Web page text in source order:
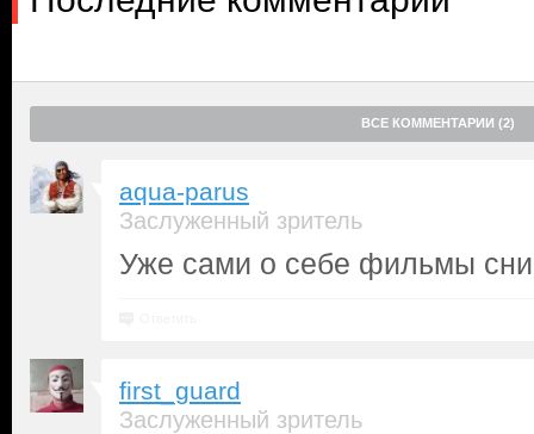
ВСЕ КОММЕНТАРИИ (2)
aqua-parus
Заслуженный зритель
Уже сами о себе фильмы
first_guard
Заслуженный зритель